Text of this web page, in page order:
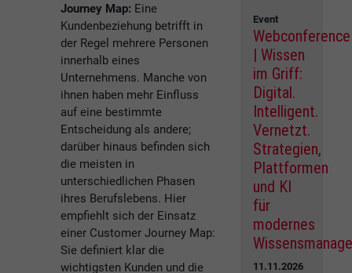
Journey Map: Eine
Kundenbeziehung betrifft in
der Regel mehrere Personen
innerhalb eines
Unternehmens. Manche von
ihnen haben mehr Einfluss
auf eine bestimmte
Entscheidung als andere;
darüber hinaus befinden sich
die meisten in
unterschiedlichen Phasen
ihres Berufslebens. Hier
empfiehlt sich der Einsatz
einer Customer Journey Map:
Sie definiert klar die
wichtigsten Kunden und die
Event
Webconference
| Wissen
im Griff:
Digital.
Intelligent.
Vernetzt.
Strategien,
Plattformen
und KI
für
modernes
11.11.2026